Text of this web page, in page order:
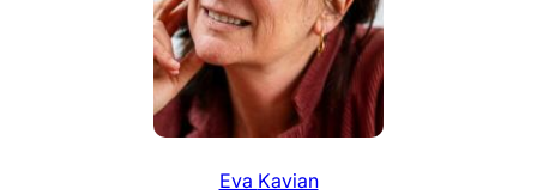
Eva Kavian